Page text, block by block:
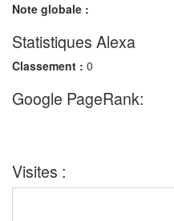
Note globale :
Statistiques Alexa
Classement : 0
Google PageRank:
Visites :